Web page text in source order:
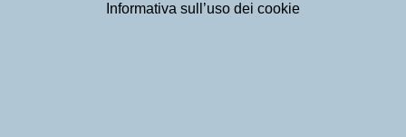
Informativa sull’uso dei cookie